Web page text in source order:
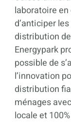
laboratoire
d’anticiper
distribution
Energypark
possible de
l’innovation
distribution
ménages
locale et